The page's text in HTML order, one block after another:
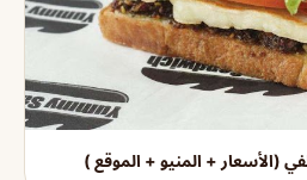
(الأسعار + المنيو + الموقع )